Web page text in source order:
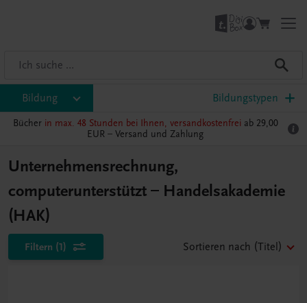
Bildung Bildungstypen
Bücher in max. 48 Stunden bei Ihnen, versandkostenfrei ab 29,00
EUR – Versand und Zahlung
Unternehmensrechnung,
computerunterstützt – Handelsakademie
(HAK)
Filtern (1) Sortieren nach (Titel)